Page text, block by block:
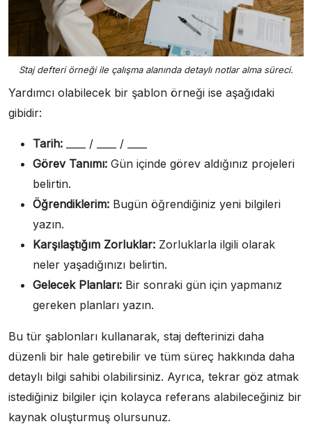
Staj defteri örneği ile çalışma alanında detaylı notlar alma süreci.
Yardımcı olabilecek bir şablon örneği ise aşağıdaki
gibidir:
Tarih: ____ / ____ / ____
Görev Tanımı: Gün içinde görev aldığınız projeleri
belirtin.
Öğrendiklerim: Bugün öğrendiğiniz yeni bilgileri
yazın.
Karşılaştığım Zorluklar: Zorluklarla ilgili olarak
neler yaşadığınızı belirtin.
Gelecek Planları: Bir sonraki gün için yapmanız
gereken planları yazın.
Bu tür şablonları kullanarak, staj defterinizi daha
düzenli bir hale getirebilir ve tüm süreç hakkında daha
detaylı bilgi sahibi olabilirsiniz. Ayrıca, tekrar göz atmak
istediğiniz bilgiler için kolayca referans alabileceğiniz bir
kaynak oluşturmuş olursunuz.